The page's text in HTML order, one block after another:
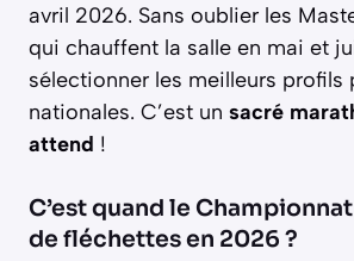
avril 2026. Sans oublier les
qui chauffent la salle en mai et
sélectionner les meilleurs profils
nationales. C’est un sacré
attend !
C’est quand le
de fléchettes en 2026 ?